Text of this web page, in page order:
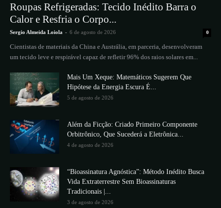
Roupas Refrigeradas: Tecido Inédito Barra o
Calor e Resfria o Corpo...
Sergio Almeida Loiola - 6 de agosto de 2026 0
Cientistas de materiais da China e Austrália, em parceria, desenvolveram
um tecido leve e respirável capaz de refletir 96% dos raios solares em...
Mais Um Xeque: Matemáticos Sugerem Que
Hipótese da Energia Escura É...
5 de agosto de 2026
Além da Ficção: Criado Primeiro Componente
Orbitrônico, Que Sucederá a Eletrônica...
4 de agosto de 2026
“Bioassinatura Agnóstica”: Método Inédito Busca
Vida Extraterrestre Sem Bioassinaturas
Tradicionais |...
3 de agosto de 2026